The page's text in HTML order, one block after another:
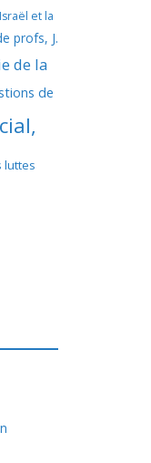
et la
profs, J.
de la
de
luttes